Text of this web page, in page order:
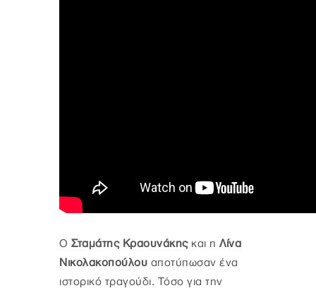
Ο Σταμάτης Κραουνάκης και η Λίνα
Νικολακοπούλου αποτύπωσαν ένα
ιστορικό τραγούδι. Τόσο για την